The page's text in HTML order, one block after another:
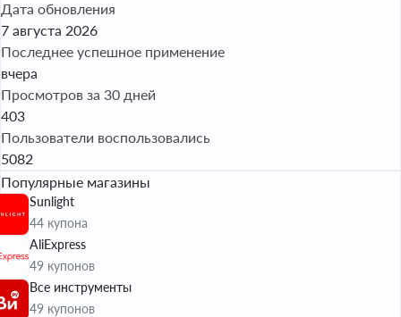
Дата обновления
7 августа 2026
Последнее успешное применение
вчера
Просмотров за 30 дней
403
Пользователи воспользовались
5082
Популярные магазины
Sunlight
44 купона
AliExpress
49 купонов
Все инструменты
49 купонов